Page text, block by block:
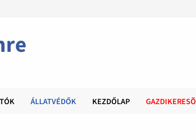
ÁLLATVÉDŐK KEZDŐLAP GAZDIKERESÕ